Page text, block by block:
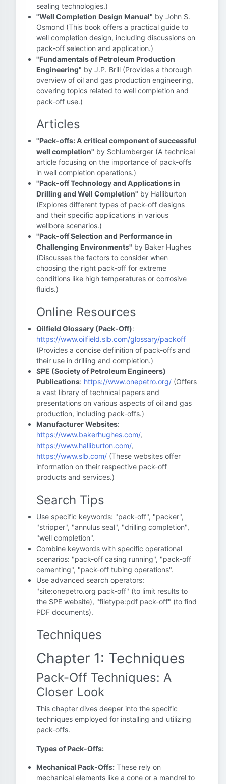
sealing technologies.)
"Well Completion Design Manual" by John S.
Osmond (This book offers a practical guide to
well completion design, including discussions on
pack-off selection and application.)
"Fundamentals of Petroleum Production
Engineering" by J.P. Brill (Provides a thorough
overview of oil and gas production engineering,
covering topics related to well completion and
pack-off use.)
Articles
"Pack-offs: A critical component of successful
well completion" by Schlumberger (A technical
article focusing on the importance of pack-offs
in well completion operations.)
"Pack-off Technology and Applications in
Drilling and Well Completion" by Halliburton
(Explores different types of pack-off designs
and their specific applications in various
wellbore scenarios.)
"Pack-off Selection and Performance in
Challenging Environments" by Baker Hughes
(Discusses the factors to consider when
choosing the right pack-off for extreme
conditions like high temperatures or corrosive
fluids.)
Online Resources
Oilfield Glossary (Pack-Off):
https://www.oilfield.slb.com/glossary/packoff
(Provides a concise definition of pack-offs and
their use in drilling and completion.)
SPE (Society of Petroleum Engineers)
Publications: https://www.onepetro.org/ (Offers
a vast library of technical papers and
presentations on various aspects of oil and gas
production, including pack-offs.)
Manufacturer Websites:
https://www.bakerhughes.com/,
https://www.halliburton.com/,
https://www.slb.com/ (These websites offer
information on their respective pack-off
products and services.)
Search Tips
Use specific keywords: "pack-off", "packer",
"stripper", "annulus seal", "drilling completion",
"well completion".
Combine keywords with specific operational
scenarios: "pack-off casing running", "pack-off
cementing", "pack-off tubing operations".
Use advanced search operators:
"site:onepetro.org pack-off" (to limit results to
the SPE website), "filetype:pdf pack-off" (to find
PDF documents).
Techniques
Chapter 1: Techniques
Pack-Off Techniques: A
Closer Look
This chapter dives deeper into the specific
techniques employed for installing and utilizing
pack-offs.
Types of Pack-Offs:
Mechanical Pack-Offs: These rely on
mechanical elements like a cone or a mandrel to